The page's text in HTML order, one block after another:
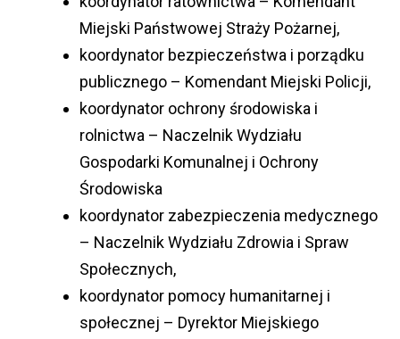
Miejski Państwowej Straży Pożarnej,
koordynator bezpieczeństwa i porządku
publicznego – Komendant Miejski Policji,
koordynator ochrony środowiska i
rolnictwa – Naczelnik Wydziału
Gospodarki Komunalnej i Ochrony
Środowiska
koordynator zabezpieczenia medycznego
– Naczelnik Wydziału Zdrowia i Spraw
Społecznych,
koordynator pomocy humanitarnej i
społecznej – Dyrektor Miejskiego